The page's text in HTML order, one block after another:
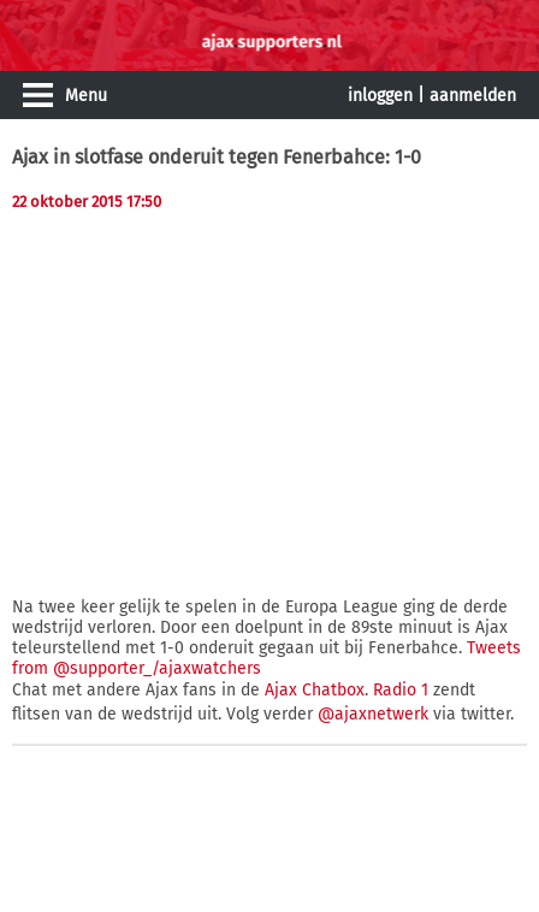
Menu inloggen aanmelden
Ajax in slotfase onderuit tegen Fenerbahce: 1-0
22 oktober 2015 17:50
Na twee keer gelijk te spelen in de Europa League ging de derde
wedstrijd verloren. Door een doelpunt in de 89ste minuut is Ajax
teleurstellend met 1-0 onderuit gegaan uit bij Fenerbahce. Tweets
from @supporter_/ajaxwatchers
Chat met andere Ajax fans in de Ajax Chatbox. Radio 1 zendt
flitsen van de wedstrijd uit. Volg verder @ajaxnetwerk via twitter.